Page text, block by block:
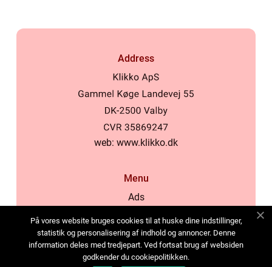
Address
web: www.klikko.dk
Menu
Ads
Cookies
Contact
Sitemap
På vores website bruges cookies til at huske dine indstillinger,
statistik og personalisering af indhold og annoncer. Denne
information deles med tredjepart. Ved fortsat brug af websiden
godkender du cookiepolitikken.